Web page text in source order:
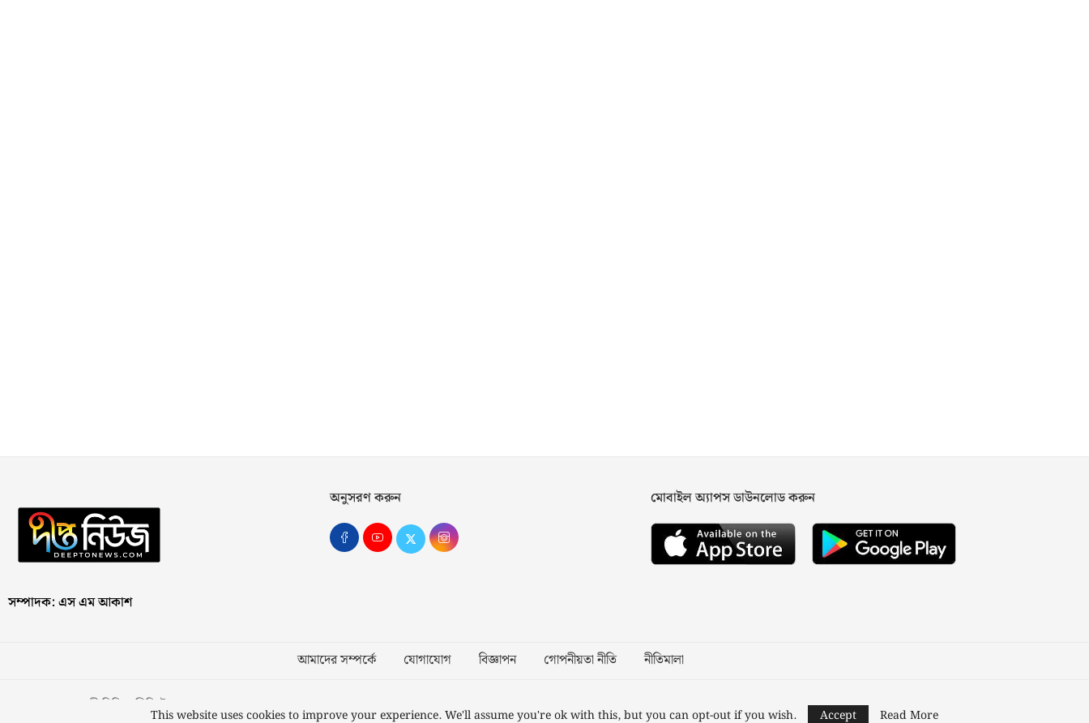
সম্পাদক: এস এম আকাশ
অনুসরণ করুন মোবাইল অ্যাপস ডাউনলোড করুন
আমাদের সম্পর্কে যোগাযোগ বিজ্ঞাপন গোপনীয়তা নীতি নীতিমালা
স্বত্ব © ২০২৩ কাজী মিডিয়া লিমিটেড Designed and Developed byNusratech Pte Ltd.
This website uses cookies to improve your experience. We'll assume you're ok with this, but you can opt-out if you wish. Accept Read More